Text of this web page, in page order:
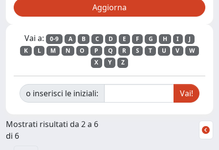
Vai a: 0-9 A B C D E F G H I
J
K
L M N O P Q R S T U V
W
X
Y Z
o inserisci le iniziali:
Mostrati risultati da 2 a 6
di 6